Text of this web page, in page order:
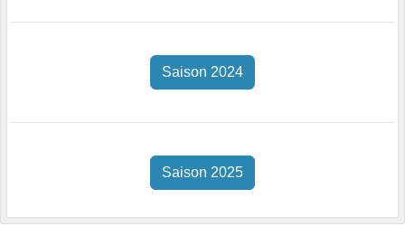
Saison 2024
Saison 2025